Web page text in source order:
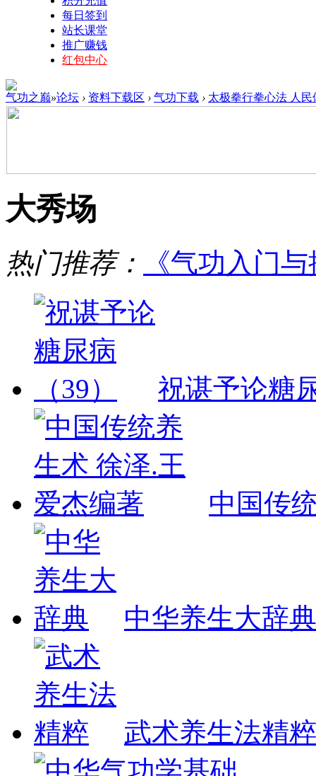
每日签到
站长课堂
推广赚钱
红包中心
气功之巅»论坛 › 资料下载区 › 气功下载 › 太极拳行拳心法 人
大秀场
热门推荐： 《气功入门
祝谌予论糖
中国传
中华养生大辞典
武术养生法精粹